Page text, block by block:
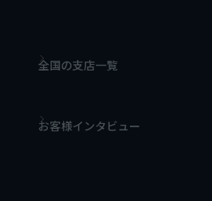
全国の支店一覧
お客様インタビュー